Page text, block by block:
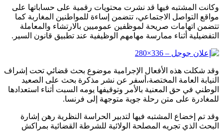
وكانت المشتبه فيها قد نشرت محتويات رقمية على حساباتها على
مواقع التواصل الاجتماعي، تتضمن إساءة للمواطنين المغاربة كما
تتضمن اتهامات صريحة لموظفين عموميين بالارتشاء والمعاملة
التفضيلية أثناء ممارسة مهامهم الوظيفية عند تطبيق قانون السير.
وقد شكلت هذه الأفعال الإجرامية موضوع بحث قضائي تحت إشراف
النيابة العامة المختصة،أسفر عن نشر مذكرة بحث على الصعيد
الوطني في حق المعنية بالأمر وتوقيفها يومه السبت أثناء استعدادها
للمغادرة على متن رحلة جوية متوجهة إلى فرنسا.
وقد تم إخضاع المشتبه فيها لتدبير الحراسة النظرية رهن إشارة
البحث الذي تجريه المصلحة الولائية للشرطة القضائية بمراكش